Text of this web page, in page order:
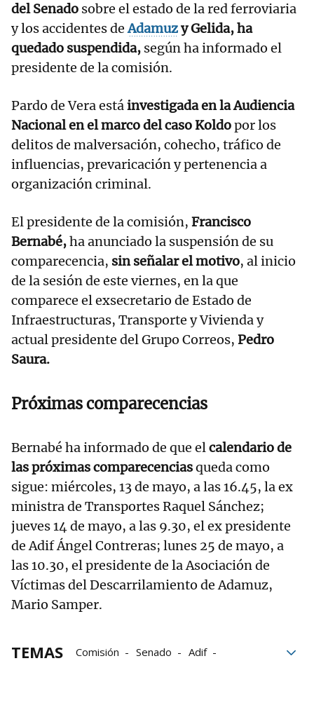
del Senado sobre el estado de la red ferroviaria
y los accidentes de Adamuzy Gelida, ha
quedado suspendida, según ha informado el
presidente de la comisión.
Pardo de Vera estáinvestigada en la Audiencia
Nacional en el marco del caso Koldopor los
delitos de malversación, cohecho, tráfico de
influencias, prevaricación y pertenencia a
organización criminal.
El presidente de la comisión, Francisco
Bernabé,ha anunciado la suspensión de su
comparecencia, sin señalar el motivo, al inicio
de la sesión de este viernes, en la que
comparece el exsecretario de Estado de
Infraestructuras, Transporte y Vivienda y
actual presidente del Grupo Correos, Pedro
Saura.
Próximas comparecencias
Bernabé ha informado de que elcalendario de
las próximas comparecenciasqueda como
sigue: miércoles, 13 de mayo, a las 16.45, la ex
ministra de Transportes Raquel Sánchez;
jueves 14 de mayo, a las 9.30, el ex presidente
de Adif Ángel Contreras; lunes 25 de mayo, a
las 10.30, el presidente de la Asociación de
Víctimas del Descarrilamiento de Adamuz,
Mario Samper.
TEMAS Comisión Senado
Adif